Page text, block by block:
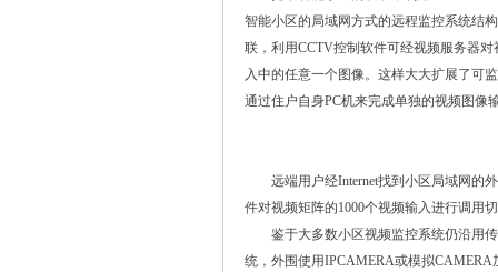
智能小区的局域网方式的远程监控系统结
联，利用CCTV控制软件可经视频服务器
入中的任意一个图像。这样大大扩展了可
通过住户自身PC机来完成单独的视频图像
远端用户经Internet找到小区局域网的外
件对视频矩阵的1000个视频输入进行调用
鉴于大多数小区视频监控系统仍沿用传
统，外围使用IPCAMERA或模拟